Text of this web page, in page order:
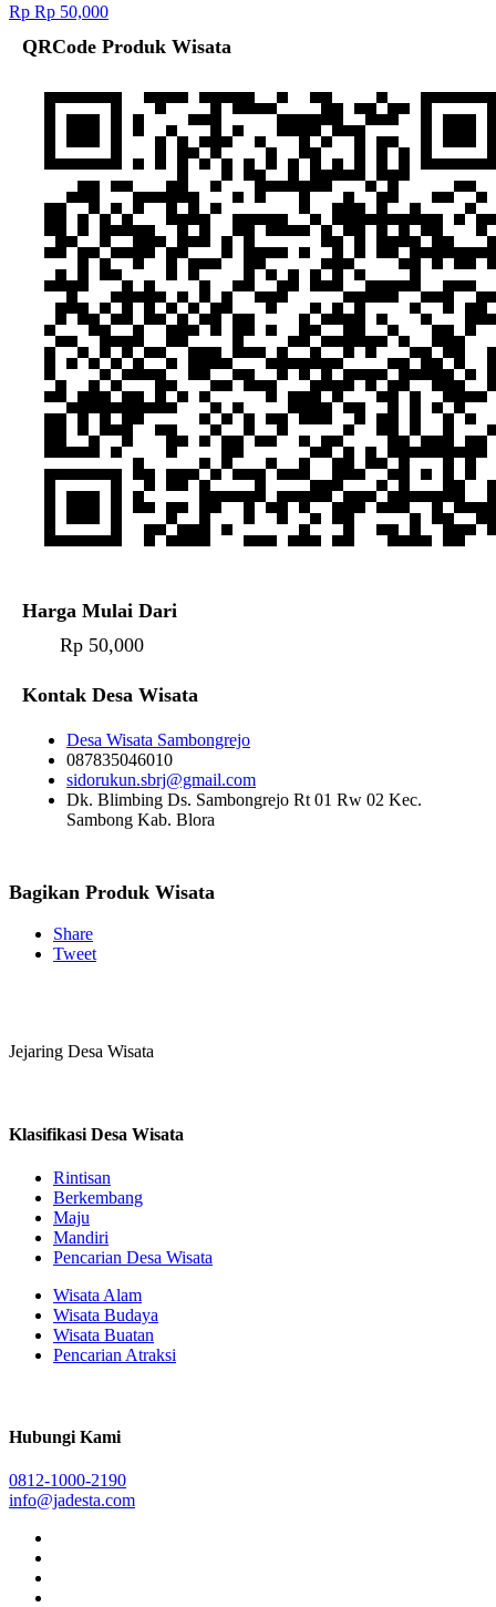
Rp Rp 50,000
QRCode Produk Wisata
Harga Mulai Dari
Rp 50,000
Kontak Desa Wisata
Desa Wisata Sambongrejo
087835046010
sidorukun.sbrj@gmail.com
Dk. Blimbing Ds. Sambongrejo Rt 01 Rw 02 Kec.
Sambong Kab. Blora
Bagikan Produk Wisata
Share
Tweet
Jejaring Desa Wisata
Klasifikasi Desa Wisata
Rintisan
Berkembang
Maju
Mandiri
Pencarian Desa Wisata
Wisata Alam
Wisata Budaya
Wisata Buatan
Pencarian Atraksi
Hubungi Kami
0812-1000-2190
info@jadesta.com